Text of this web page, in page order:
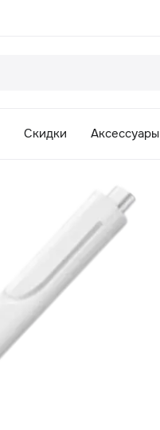
Скидки Аксессуары